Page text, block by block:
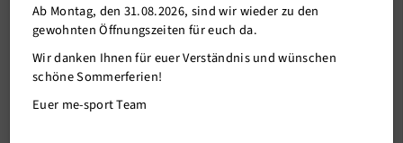
11.02.2025
Am Sonntag den 09.02.2025 traffen sich 22 Wanderer/innen und
Ab Montag, den 31.08.2026, sind wir wieder zu den
gewohnten Öffnungszeiten für euch da.
Wir danken Ihnen für euer Verständnis und wünschen
schöne Sommerferien!
Euer me-sport Team